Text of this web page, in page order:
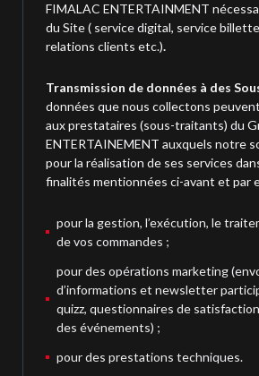
FIMALAC ENTERTAINMENT
du Site ( service digital, service
relations clients etc.).
Transmission de données à des
données que nous collectons
aux prestataires (sous-traitants) du
ENTERTAINEMENT auxquels notre
pour la réalisation de ses services
finalités mentionnées ci-avant et par
pour la gestion, l’exécution, le
de vos commandes ;
pour des opérations marketing
d’informations et newsletter
quizz, questionnaires de
des événements) ;
pour des prestations techniques.